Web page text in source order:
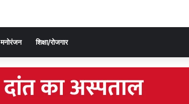
मनोरंजन शिक्षा/रोजगार